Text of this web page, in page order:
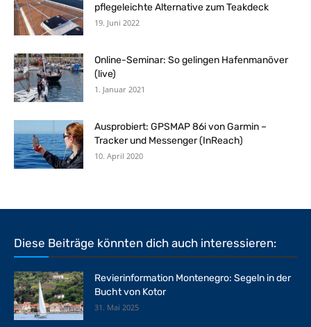
pflegeleichte Alternative zum Teakdeck
19. Juni 2022
Online-Seminar: So gelingen Hafenmanöver
(live)
1. Januar 2021
Ausprobiert: GPSMAP 86i von Garmin –
Tracker und Messenger (InReach)
10. April 2020
Diese Beiträge könnten dich auch interessieren:
Revierinformation Montenegro: Segeln in der
Bucht von Kotor
31. Mai 2025